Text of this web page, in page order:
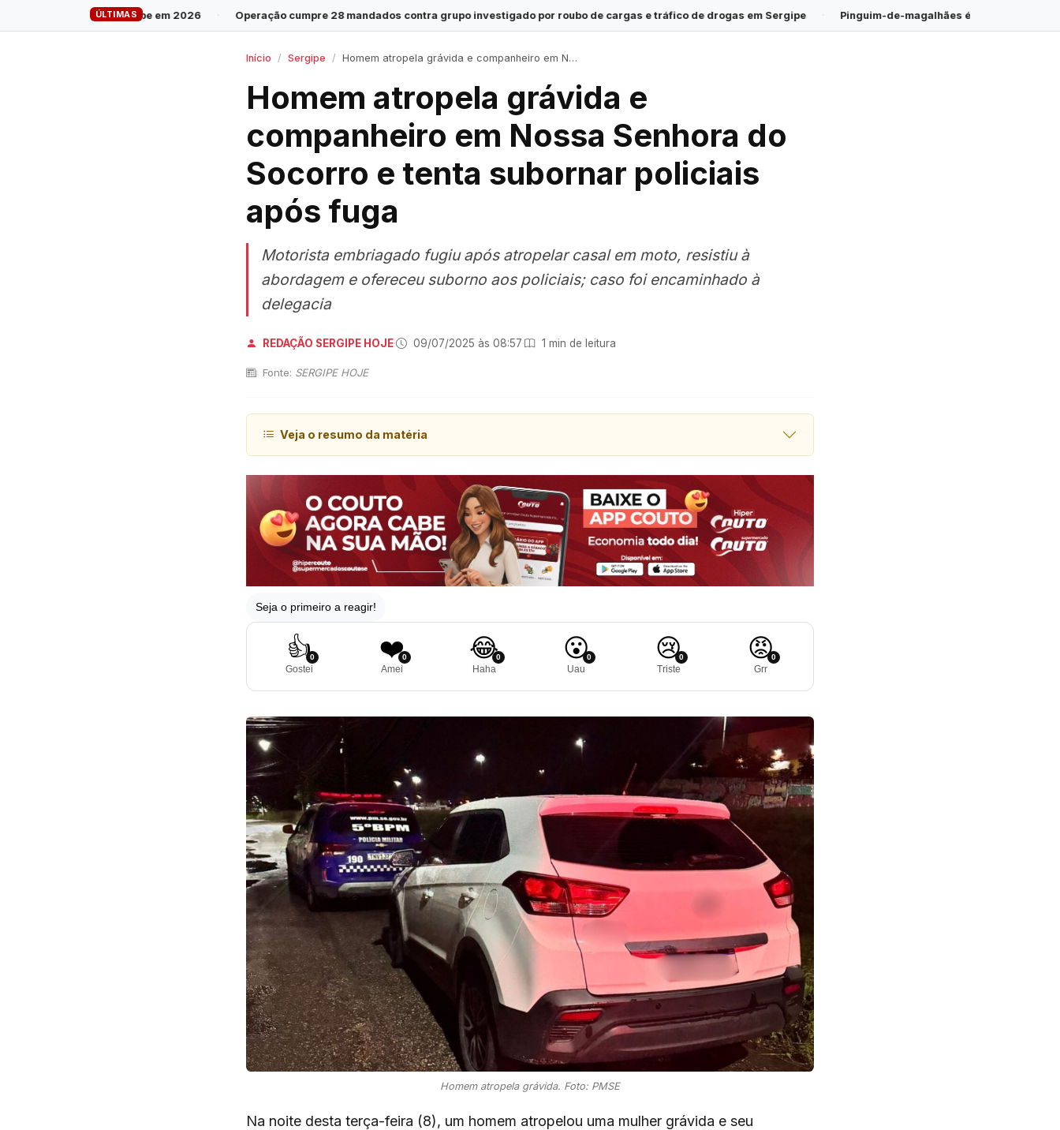
ÚLTIMAS
· Operação cumpre 28 mandados contra grupo investigado por roubo de cargas e tráfico de drogas em Sergipe · Pinguim-de-magalhães é encontrado morto na Praia do Saco
Início Sergipe Homem atropela grávida e companheiro em Nossa Senhora do Socorro e tenta subornar policiais após fuga
Homem atropela grávida e
companheiro em Nossa Senhora do
Socorro e tenta subornar policiais
após fuga
Motorista embriagado fugiu após atropelar casal em moto, resistiu à
abordagem e ofereceu suborno aos policiais; caso foi encaminhado à
delegacia
REDAÇÃO SERGIPE HOJE· 09/07/2025 às 08:57· 1 min de leitura
Fonte: SERGIPE HOJE
Veja o resumo da matéria
Seja o primeiro a reagir!
👍0
Gostei
❤️0
Amei
😂0
Haha
😮0
Uau
😢0
Triste
😡0
Grr
Homem atropela grávida. Foto: PMSE
Na noite desta terça-feira (8), um homem atropelou uma mulher grávida e seu